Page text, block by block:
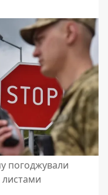
погоджували
листами